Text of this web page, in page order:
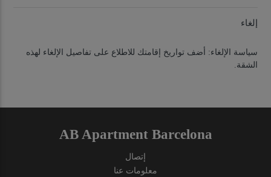
إلغاء
سياسة الإلغاء:
أضف تواريخ إقامتك للاطلاع على تفاصيل الإلغاء لهذه
الشقة.
AB Apartment Barcelona
إتصال
معلومات عنا